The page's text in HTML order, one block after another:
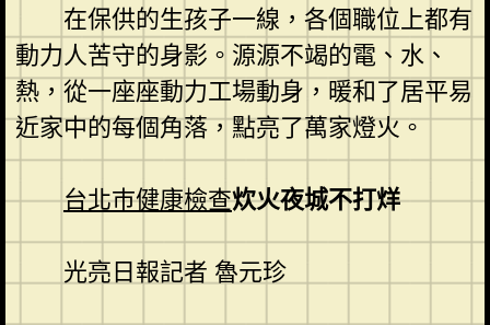
在保供的生孩子一線，各個職位上都有
動力人苦守的身影。源源不竭的電、水、
熱，從一座座動力工場動身，暖和了居平易
近家中的每個角落，點亮了萬家燈火。
台北巿健康檢查炊火夜城不打烊
光亮日報記者 魯元珍